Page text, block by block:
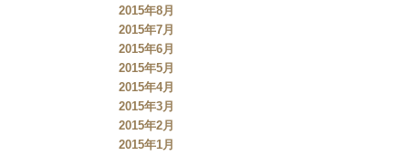
2015年8月
2015年7月
2015年6月
2015年5月
2015年4月
2015年3月
2015年2月
2015年1月